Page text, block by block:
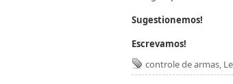
Sugestionemos!
Escrevamos!
controle de armas,